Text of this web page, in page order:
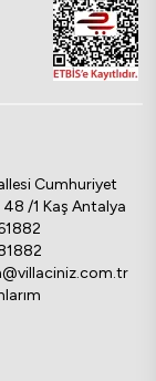
Cumhuriyet
/1 Kaş Antalya